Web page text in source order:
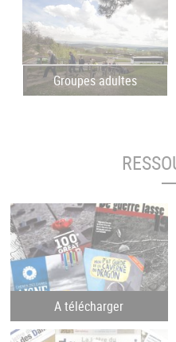
Groupes adultes
A télécharger